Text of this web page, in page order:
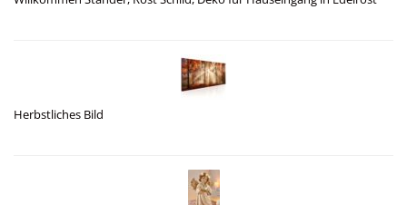
Herbstliches Bild